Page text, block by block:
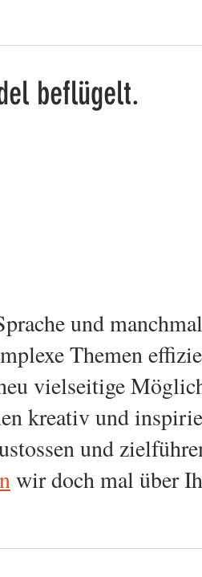
beflügelt.
und
Themen
vielseitige
kreativ und
und
wir doch mal über